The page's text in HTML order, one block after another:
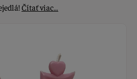
Čítať viac…